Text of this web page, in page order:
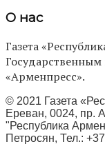
О нас
Газета
«Арменпресс».
© 2021 Газета
Ереван, 0024, пр.
"Республика
Петросян, Тел.: